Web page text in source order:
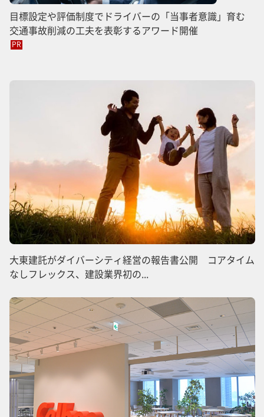
目標設定や評価制度でドライバーの「当事者意識」育む
交通事故削減の工夫を表彰するアワード開催
PR
大東建託がダイバーシティ経営の報告書公開 コアタイム
なしフレックス、建設業界初の...